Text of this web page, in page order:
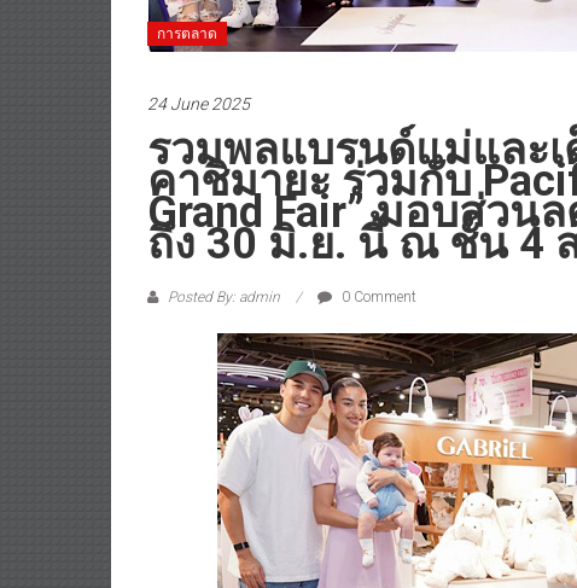
การตลาด
24 June 2025
รวมพลแบรนด์แม่และ
คาชิมายะ ร่วมกับ
Grand Fair” มอบส่วน
ถึง 30 มิ.ย. นี้ ณ ชั้น 4
Posted By: admin 0 Comment